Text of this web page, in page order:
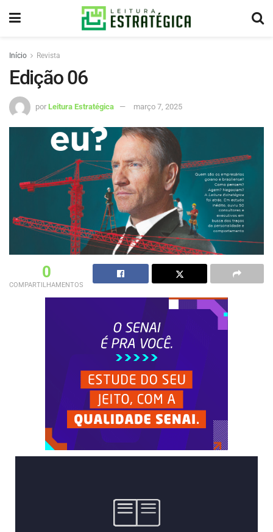
Início Revista
Edição 06
por Leitura Estratégica março 7, 2025
0
COMPARTILHAMENTOS